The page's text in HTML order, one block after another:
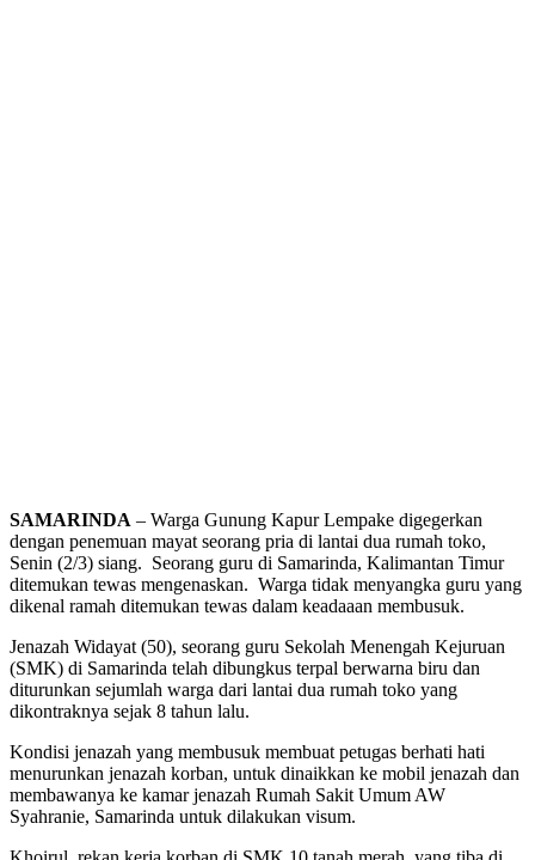
SAMARINDA – Warga Gunung Kapur Lempake digegerkan
dengan penemuan mayat seorang pria di lantai dua rumah toko,
Senin (2/3) siang. Seorang guru di Samarinda, Kalimantan Timur
ditemukan tewas mengenaskan. Warga tidak menyangka guru yang
dikenal ramah ditemukan tewas dalam keadaaan membusuk.
Jenazah Widayat (50), seorang guru Sekolah Menengah Kejuruan
(SMK) di Samarinda telah dibungkus terpal berwarna biru dan
diturunkan sejumlah warga dari lantai dua rumah toko yang
dikontraknya sejak 8 tahun lalu.
Kondisi jenazah yang membusuk membuat petugas berhati hati
menurunkan jenazah korban, untuk dinaikkan ke mobil jenazah dan
membawanya ke kamar jenazah Rumah Sakit Umum AW
Syahranie, Samarinda untuk dilakukan visum.